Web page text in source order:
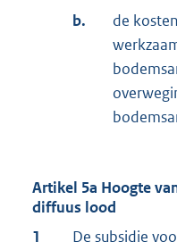
b.
de
Artikel 5a Hoogte
diffuus lood
1
De subsidie